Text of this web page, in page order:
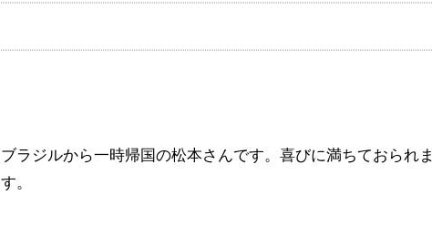
ブラジルから一時帰国の松本さんです。喜びに満ちておられま
す。